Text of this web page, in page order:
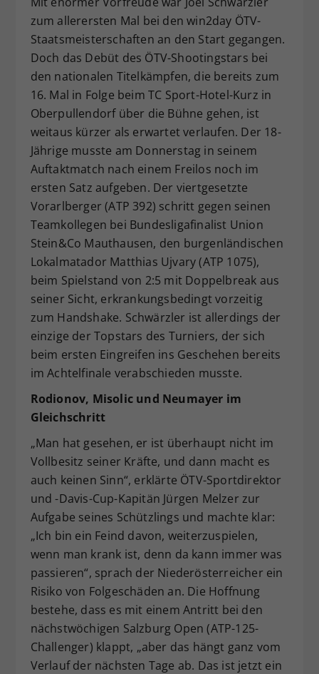
zum allerersten Mal bei den win2day ÖTV-
Staatsmeisterschaften an den Start gegangen.
Doch das Debüt des ÖTV-Shootingstars bei
den nationalen Titelkämpfen, die bereits zum
16. Mal in Folge beim TC Sport-Hotel-Kurz in
Oberpullendorf über die Bühne gehen, ist
weitaus kürzer als erwartet verlaufen. Der 18-
Jährige musste am Donnerstag in seinem
Auftaktmatch nach einem Freilos noch im
ersten Satz aufgeben. Der viertgesetzte
Vorarlberger (ATP 392) schritt gegen seinen
Teamkollegen bei Bundesligafinalist Union
Stein&Co Mauthausen, den burgenländischen
Lokalmatador Matthias Ujvary (ATP 1075),
beim Spielstand von 2:5 mit Doppelbreak aus
seiner Sicht, erkrankungsbedingt vorzeitig
zum Handshake. Schwärzler ist allerdings der
einzige der Topstars des Turniers, der sich
beim ersten Eingreifen ins Geschehen bereits
im Achtelfinale verabschieden musste.
Rodionov, Misolic und Neumayer im
Gleichschritt
„Man hat gesehen, er ist überhaupt nicht im
Vollbesitz seiner Kräfte, und dann macht es
auch keinen Sinn“, erklärte ÖTV-Sportdirektor
und -Davis-Cup-Kapitän Jürgen Melzer zur
Aufgabe seines Schützlings und machte klar:
„Ich bin ein Feind davon, weiterzuspielen,
wenn man krank ist, denn da kann immer was
passieren“, sprach der Niederösterreicher ein
Risiko von Folgeschäden an. Die Hoffnung
bestehe, dass es mit einem Antritt bei den
nächstwöchigen Salzburg Open (ATP-125-
Challenger) klappt, „aber das hängt ganz vom
Verlauf der nächsten Tage ab. Das ist jetzt ein
Zweck
Dieser Wert speichert Ihre Consent-
Einstellungen. Unter anderem eine
zufällig generierte ID, für die
historische Speicherung Ihrer
vorgenommen Einstellungen, falls der
Webseiten-Betreiber dies eingestellt
hat.